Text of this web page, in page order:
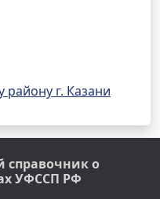
г. Казани
о
УФССП РФ